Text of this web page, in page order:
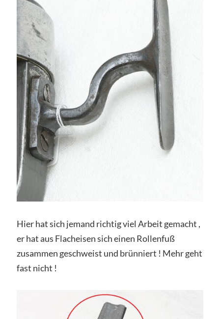
Hier hat sich jemand richtig viel Arbeit gemacht ,
er hat aus Flacheisen sich einen Rollenfuß
zusammen geschweist und brünniert ! Mehr geht
fast nicht !